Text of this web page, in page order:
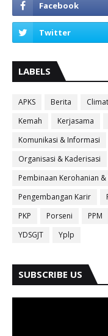
LABELS
APKS Berita
Kemah
Kerjasama
Komunikasi & Informasi
Organisasi & Kaderisasi
Pembinaan Kerohanian
Pengembangan Karir
PKP
Porseni PPM
YDSGJT
Yplp
SUBSCRIBE US